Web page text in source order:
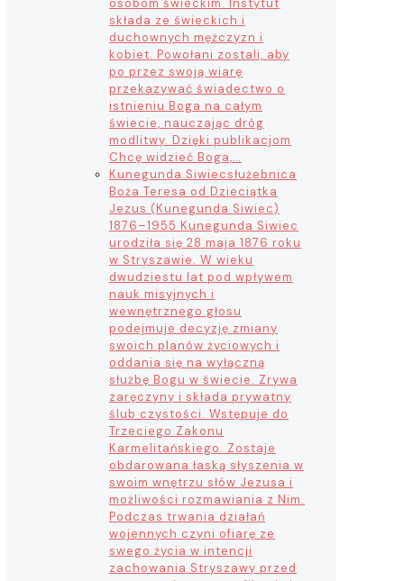
składa ze świeckich i
duchownych mężczyzn i
kobiet. Powołani zostali, aby
po przez swoją wiarę
przekazywać świadectwo o
istnieniu Boga na całym
świecie, nauczając dróg
modlitwy. Dzięki publikacjom
Chcę widzieć Boga,…
Kunegunda Siwiecsłużebnica
Boża Teresa od Dzieciątka
Jezus (Kunegunda Siwiec)
1876–1955 Kunegunda Siwiec
urodziła się 28 maja 1876 roku
w Stryszawie. W wieku
dwudziestu lat pod wpływem
nauk misyjnych i
wewnętrznego głosu
podejmuje decyzję zmiany
swoich planów życiowych i
oddania się na wyłączną
służbę Bogu w świecie. Zrywa
zaręczyny i składa prywatny
ślub czystości. Wstępuje do
Trzeciego Zakonu
Karmelitańskiego. Zostaje
obdarowana łaską słyszenia w
swoim wnętrzu słów Jezusa i
możliwości rozmawiania z Nim.
Podczas trwania działań
wojennych czyni ofiarę ze
swego życia w intencji
zachowania Stryszawy przed